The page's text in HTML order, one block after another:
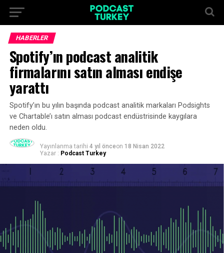
HABERLER
Spotify’ın podcast analitik
firmalarını satın alması endişe
yarattı
Spotify’ın bu yılın başında podcast analitik markaları Podsights
ve Chartable’ı satın alması podcast endüstrisinde kaygılara
neden oldu.
Yayınlanma tarihi 4 yıl önceon 18 Nisan 2022
Yazar : Podcast Turkey